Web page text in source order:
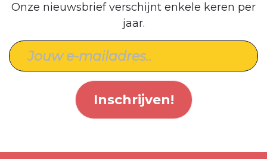
Onze nieuwsbrief verschijnt enkele keren per
jaar.
Inschrijven!